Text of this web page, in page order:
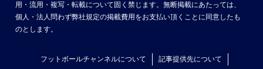
用・流用・複写・転載について固く禁じます。無断掲載にあたっては、
個人・法人問わず弊社規定の掲載費用をお支払い頂くことに同意したも
のとします。
フットボールチャンネルについて 記事提供先について